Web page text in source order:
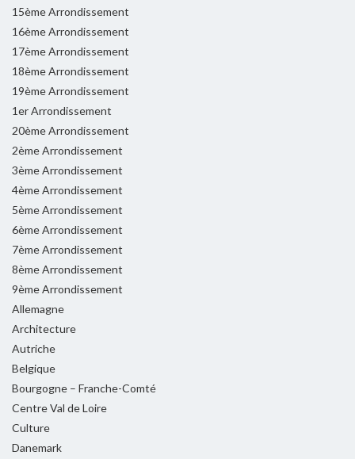
15ème Arrondissement
16ème Arrondissement
17ème Arrondissement
18ème Arrondissement
19ème Arrondissement
1er Arrondissement
20ème Arrondissement
2ème Arrondissement
3ème Arrondissement
4ème Arrondissement
5ème Arrondissement
6ème Arrondissement
7ème Arrondissement
8ème Arrondissement
9ème Arrondissement
Allemagne
Architecture
Autriche
Belgique
Bourgogne – Franche-Comté
Centre Val de Loire
Culture
Danemark